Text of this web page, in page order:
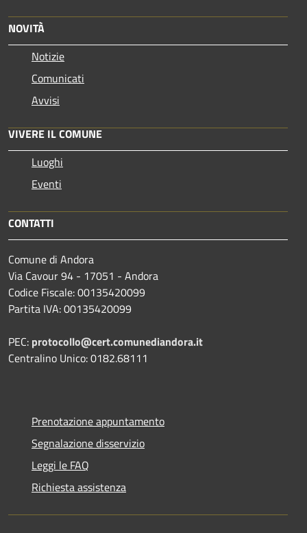
NOVITÀ
Notizie
Comunicati
Avvisi
VIVERE IL COMUNE
Luoghi
Eventi
CONTATTI
Comune di Andora
Via Cavour 94 - 17051 - Andora
Codice Fiscale: 00135420099
Partita IVA: 00135420099
PEC: protocollo@cert.comunediandora.it
Centralino Unico: 0182.68111
Prenotazione appuntamento
Segnalazione disservizio
Leggi le FAQ
Richiesta assistenza